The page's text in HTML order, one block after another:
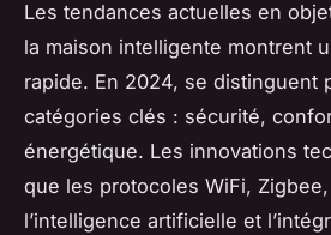
Les tendances actuelles en
la maison intelligente montrent
rapide. En 2024, se distinguent
catégories clés : sécurité,
énergétique. Les innovations
que les protocoles WiFi, Zigbee,
l’intelligence artificielle et